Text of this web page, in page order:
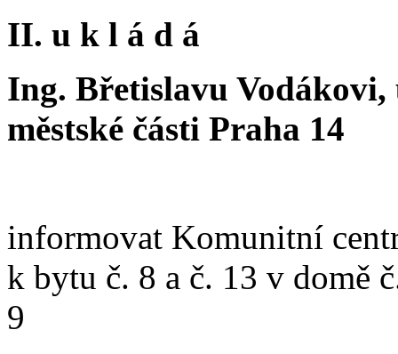
II. u k l á d á
Ing. Břetislavu Vodákovi,
městské části Praha 14
informovat Komunitní
k bytu č. 8 a č. 13 v domě
9